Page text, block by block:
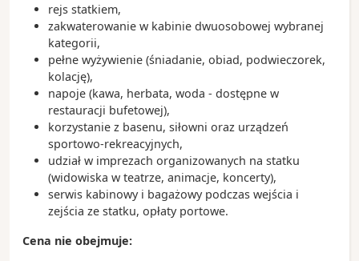
rejs statkiem,
zakwaterowanie w kabinie dwuosobowej wybranej
kategorii,
pełne wyżywienie (śniadanie, obiad, podwieczorek,
kolację),
napoje (kawa, herbata, woda - dostępne w
restauracji bufetowej),
korzystanie z basenu, siłowni oraz urządzeń
sportowo-rekreacyjnych,
udział w imprezach organizowanych na statku
(widowiska w teatrze, animacje, koncerty),
serwis kabinowy i bagażowy podczas wejścia i
zejścia ze statku, opłaty portowe.
Cena nie obejmuje: